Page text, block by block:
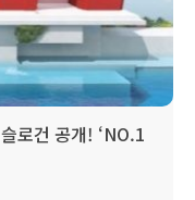
로건 공개! ‘NO.1